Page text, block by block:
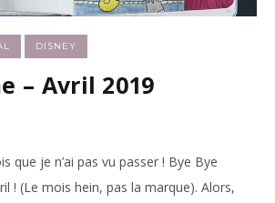
DISNEY
– Avril 2019
que je n’ai pas vu passer ! Bye Bye
! (Le mois hein, pas la marque). Alors,